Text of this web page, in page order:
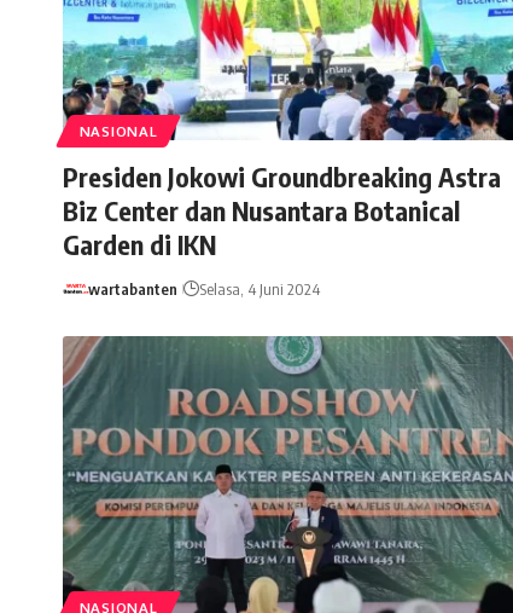
NASIONAL
Presiden Jokowi Groundbreaking Astra
Biz Center dan Nusantara Botanical
Garden di IKN
wartabanten Selasa, 4 Juni 2024
NASIONAL